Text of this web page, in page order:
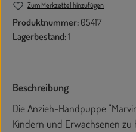
Zum Merkzettel hinzufügen
Produktnummer: 05417
Lagerbestand:1
Beschreibung
Die Anzieh-Handpuppe
Kindern und Erwachsenen zu